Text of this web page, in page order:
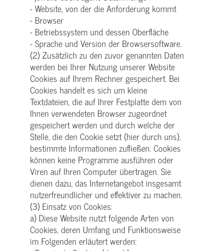
- Website, von der die Anforderung kommt
- Browser
- Betriebssystem und dessen Oberfläche
- Sprache und Version der Browsersoftware.
(2) Zusätzlich zu den zuvor genannten Daten
werden bei Ihrer Nutzung unserer Website
Cookies auf Ihrem Rechner gespeichert. Bei
Cookies handelt es sich um kleine
Textdateien, die auf Ihrer Festplatte dem von
Ihnen verwendeten Browser zugeordnet
gespeichert werden und durch welche der
Stelle, die den Cookie setzt (hier durch uns),
bestimmte Informationen zufließen. Cookies
können keine Programme ausführen oder
Viren auf Ihren Computer übertragen. Sie
dienen dazu, das Internetangebot insgesamt
nutzerfreundlicher und effektiver zu machen.
(3) Einsatz von Cookies:
a) Diese Website nutzt folgende Arten von
Cookies, deren Umfang und Funktionsweise
im Folgenden erläutert werden: